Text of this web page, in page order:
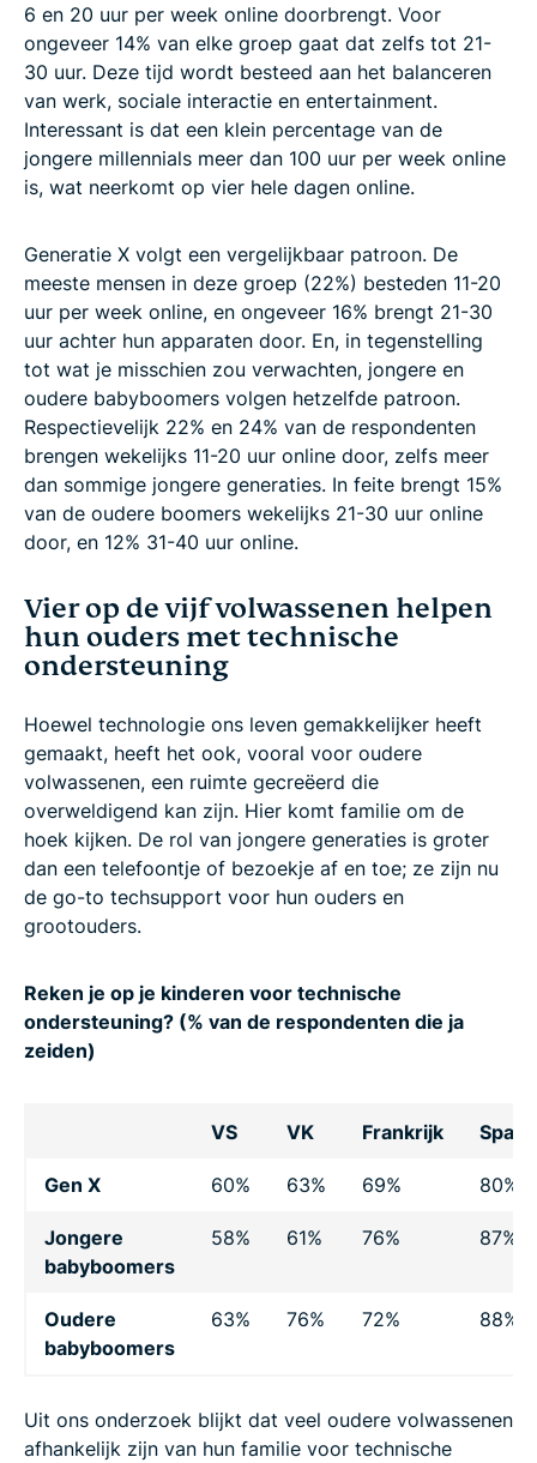
6 en 20 uur per week online doorbrengt. Voor
ongeveer 14% van elke groep gaat dat zelfs tot 21-
30 uur. Deze tijd wordt besteed aan het balanceren
van werk, sociale interactie en entertainment.
Interessant is dat een klein percentage van de
jongere millennials meer dan 100 uur per week online
is, wat neerkomt op vier hele dagen online.
Generatie X volgt een vergelijkbaar patroon. De
meeste mensen in deze groep (22%) besteden 11-20
uur per week online, en ongeveer 16% brengt 21-30
uur achter hun apparaten door. En, in tegenstelling
tot wat je misschien zou verwachten, jongere en
oudere babyboomers volgen hetzelfde patroon.
Respectievelijk 22% en 24% van de respondenten
brengen wekelijks 11-20 uur online door, zelfs meer
dan sommige jongere generaties. In feite brengt 15%
van de oudere boomers wekelijks 21-30 uur online
door, en 12% 31-40 uur online.
Vier op de vijf volwassenen helpen
hun ouders met technische
ondersteuning
Hoewel technologie ons leven gemakkelijker heeft
gemaakt, heeft het ook, vooral voor oudere
volwassenen, een ruimte gecreëerd die
overweldigend kan zijn. Hier komt familie om de
hoek kijken. De rol van jongere generaties is groter
dan een telefoontje of bezoekje af en toe; ze zijn nu
de go-to techsupport voor hun ouders en
grootouders.
Reken je op je kinderen voor technische
ondersteuning? (% van de respondenten die ja
zeiden)
VS VK Frankrijk
Gen X 60% 63% 69% 80%
Jongere
babyboomers
58% 61% 76% 87%
Oudere
babyboomers
63% 76% 72% 88%
Uit ons onderzoek blijkt dat veel oudere volwassenen
afhankelijk zijn van hun familie voor technische